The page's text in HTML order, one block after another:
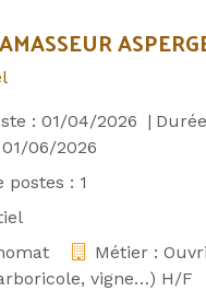
: 01/04/2026 |
01/06/2026
postes : 1
Métier :
vigne…) H/F